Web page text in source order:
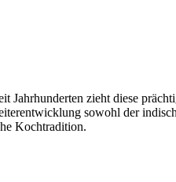
zieht diese
sowohl der
Kochtradition.